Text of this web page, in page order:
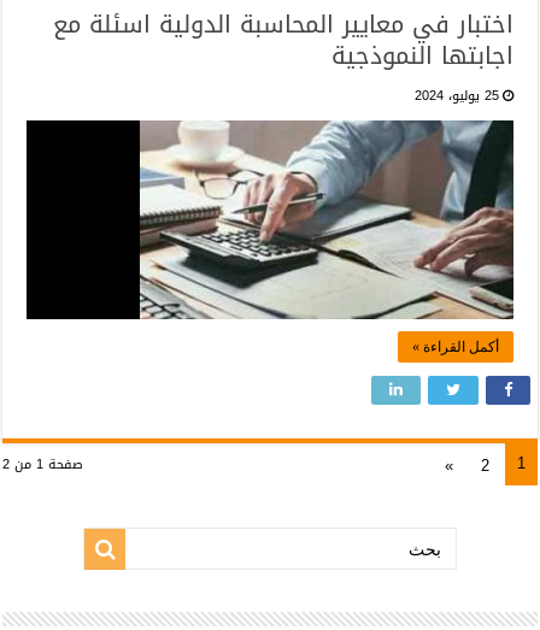
اختبار في معايير المحاسبة الدولية اسئلة مع
اجابتها النموذجية
25 يوليو، 2024
أكمل القراءة »
صفحة 1 من 2 1
2
»
بحث: